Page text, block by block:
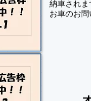
納車されま
お車のお問